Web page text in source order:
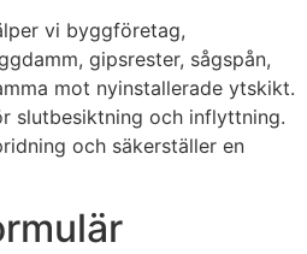
vi byggföretag,
gipsrester, sågspån,
mot nyinstallerade ytskikt.
slutbesiktning och inflyttning.
och säkerställer en